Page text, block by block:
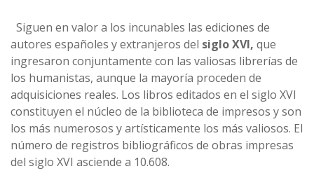
Siguen en valor a los incunables las ediciones de
autores españoles y extranjeros del siglo XVI, que
ingresaron conjuntamente con las valiosas librerías de
los humanistas, aunque la mayoría proceden de
adquisiciones reales. Los libros editados en el siglo XVI
constituyen el núcleo de la biblioteca de impresos y son
los más numerosos y artísticamente los más valiosos. El
número de registros bibliográficos de obras impresas
del siglo XVI asciende a 10.608.